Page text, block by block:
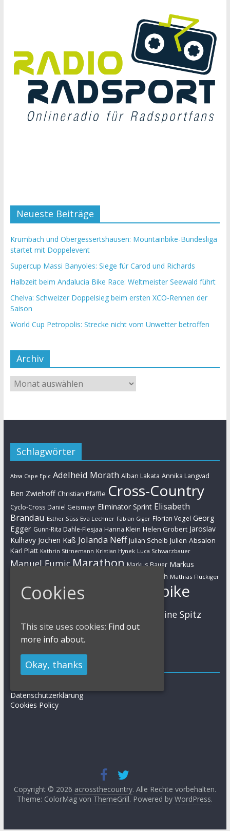
Neueste Beiträge
Krumbach und Obergessertshausen: Mountainbike-Bundesliga
startet mit Doppelevent
Supercup Massi Banyoles: Siege für Carod und Richards
Halbzeit beim Andalucia Bike Race: Weltmeister Seewald führt
Chelva: Schweizer Doppelsieg beim ersten XCO-Rennen der
Saison
World Cup Petropolis: Strecke nicht vom Unwetter betroffen
Archiv
Schlagwörter
Absa Cape Epic Adelheid Morath Alban Lakata Annika Langvad
Ben Zwiehoff Christian Pfäffle Cross-Country
Cyclo-Cross Daniel Geismayr Eliminator Sprint Elisabeth
Brandau Esther Süss Eva Lechner Fabian Giger Florian Vogel Georg
Egger Gunn-Rita Dahle-Flesjaa Hanna Klein Helen Grobert Jaroslav
Kulhavy Jochen Käß Jolanda Neff Julian Schelb Julien Absalon
Karl Platt Kathrin Stirnemann Kristian Hynek Luca Schwarzbauer
Manuel FumicMarathon Markus Bauer Markus
Martin Gluth Mathias Flückiger
Max Brandl Moritz Milatz
Mountainbike
Sabine Spitz
Simon Stiebjahn UCI Urs Huber
Impressum
Datenschutzerklärung
Cookies Policy
Copyright © 2026 acrossthecountry. Alle Rechte vorbehalten.
Theme: ColorMag von ThemeGrill. Powered byWordPress.
Cookies
This site uses cookies: Find out
more info about.
Okay, thanks